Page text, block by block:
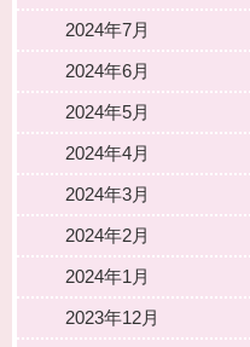
2024年7月
2024年6月
2024年5月
2024年4月
2024年3月
2024年2月
2024年1月
2023年12月